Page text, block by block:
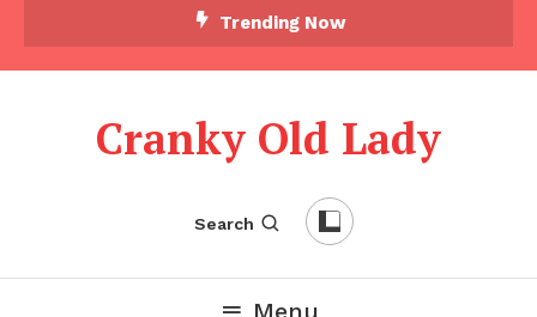
Trending Now
Cranky Old Lady
Search
Menu